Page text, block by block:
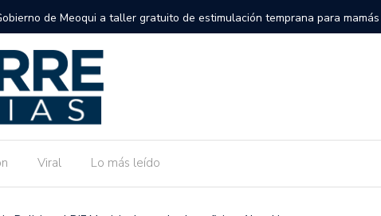
disfrutar las semifinales de la Serie Internacional Big League en el Alonso
este jueves.
Viral Lo más leído